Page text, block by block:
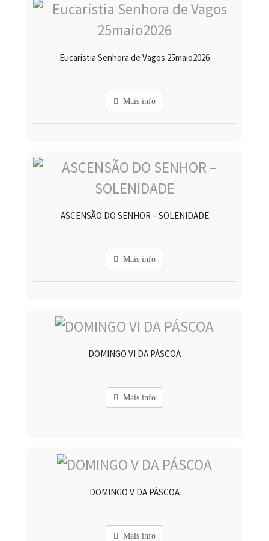
Eucaristia Senhora de Vagos 25maio2026
Mais info
ASCENSÃO DO SENHOR – SOLENIDADE
Mais info
DOMINGO VI DA PÁSCOA
Mais info
DOMINGO V DA PÁSCOA
Mais info